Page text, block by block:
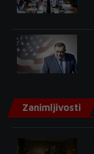
Zanimljivosti